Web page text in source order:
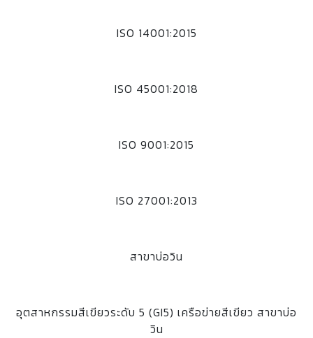
ISO 14001:2015
ISO 45001:2018
ISO 9001:2015
ISO 27001:2013
สาขาบ่อวิน
อุตสาหกรรมสีเขียวระดับ 5 (GI5) เครือข่ายสีเขียว สาขาบ่อ
วิน